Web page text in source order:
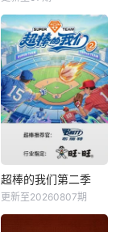
超棒的我们第二季
更新至20260807期